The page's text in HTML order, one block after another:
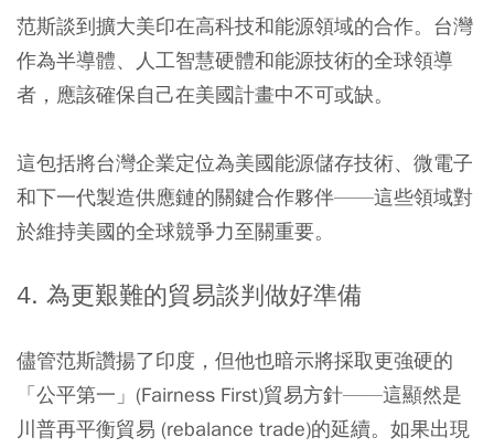
范斯談到擴大美印在高科技和能源領域的合作。台灣
作為半導體、人工智慧硬體和能源技術的全球領導
者，應該確保自己在美國計畫中不可或缺。
這包括將台灣企業定位為美國能源儲存技術、微電子
和下一代製造供應鏈的關鍵合作夥伴——這些領域對
於維持美國的全球競爭力至關重要。
4. 為更艱難的貿易談判做好準備
儘管范斯讚揚了印度，但他也暗示將採取更強硬的
「公平第一」(Fairness First)貿易方針——這顯然是
川普再平衡貿易 (rebalance trade)的延續。如果出現